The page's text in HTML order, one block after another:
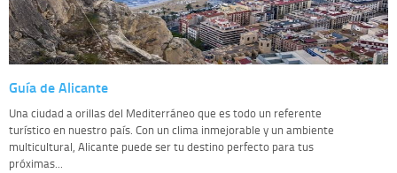
Guía de Alicante
Una ciudad a orillas del Mediterráneo que es todo un referente
turístico en nuestro país. Con un clima inmejorable y un ambiente
multicultural, Alicante puede ser tu destino perfecto para tus
próximas...